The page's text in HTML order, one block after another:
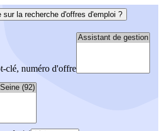
sur la recherche d'offres d'emploi ?
clé, numéro d'offre